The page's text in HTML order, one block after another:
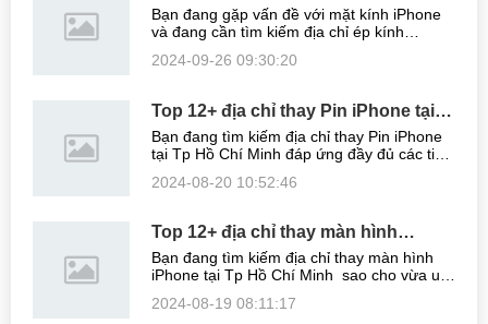
Nội Uy tín, Giá rẻ nhất hiện nay
Bạn đang gặp vấn đề với mặt kính iPhone
và đang cần tìm kiếm địa chỉ ép kính
thiệu đến các bạn Top những địa chỉ ép
2024-09-26 09:30:20
Top 12+ địa chỉ thay Pin iPhone tại
Tp Hồ Chí Minh Uy tín, Giá rẻ nhất
2024
Bạn đang tìm kiếm địa chỉ thay Pin iPhone
tại Tp Hồ Chí Minh đáp ứng đầy đủ các tiêu
bão hòa của thị trường sửa chữa thì điều
2024-08-20 10:52:46
Top 12+ địa chỉ thay màn hình
iPhone tại Tp Hồ Chí Minh Uy tín, Giá
rẻ nhất 2024
Bạn đang tìm kiếm địa chỉ thay màn hình
iPhone tại Tp Hồ Chí Minh sao cho vừa uy
giá phải chăng? Bài viết dưới đây sẽ liệt kê
2024-08-19 08:11:17